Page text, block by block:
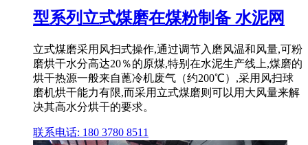
型系列立式煤磨在煤粉制备 水泥网
立式煤磨采用风扫式操作,通过调节入磨风温和风量,可粉
磨烘干水分高达20％的原煤,特别在水泥生产线上,煤磨的
烘干热源一般来自蓖冷机废气（约200℃）,采用风扫球
磨机烘干能力有限,而采用立式煤磨则可以用大风量来解
决其高水分烘干的要求。
联系电话: 180 3780 8511